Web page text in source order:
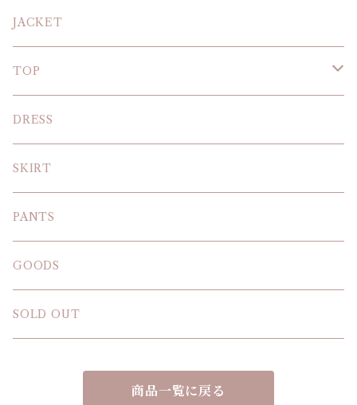
JACKET
TOP
KNIT
BLOUSE
T-SHIRT
SWEAT SHIRT
DRESS
SKIRT
PANTS
GOODS
SOLD OUT
商品一覧に戻る